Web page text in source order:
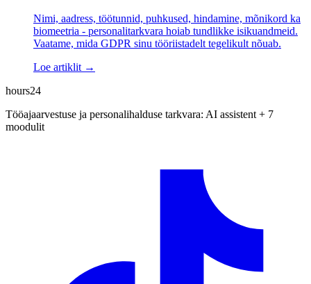
Nimi, aadress, töötunnid, puhkused, hindamine, mõnikord ka
biomeetria - personalitarkvara hoiab tundlikke isikuandmeid.
Vaatame, mida GDPR sinu tööriistadelt tegelikult nõuab.
Loe artiklit →
hours24
Tööajaarvestuse ja personalihalduse tarkvara: AI assistent + 7
moodulit